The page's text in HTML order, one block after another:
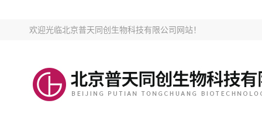
欢迎光临北京普天同创生物科技有限公司网站！